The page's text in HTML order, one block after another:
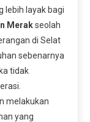
lebih layak bagi
Merakseolah
di Selat
sebenarnya
tidak
melakukan
yang